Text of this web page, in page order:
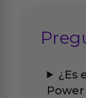
¿Es